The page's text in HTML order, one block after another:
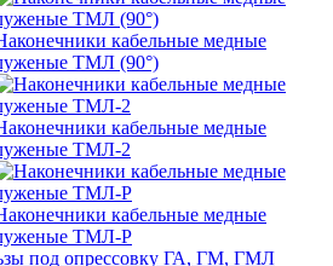
кабельные медные
ТМЛ (90°)
кабельные медные
ТМЛ-2
кабельные медные
ТМЛ-Р